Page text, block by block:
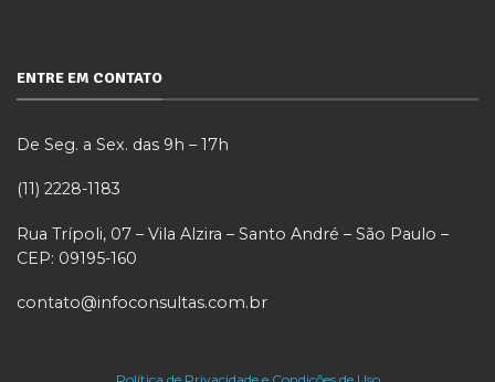
ENTRE EM CONTATO
De Seg. a Sex. das 9h – 17h
(11) 2228-1183
Rua Trípoli, 07 – Vila Alzira – Santo André – São Paulo –
CEP: 09195-160
contato@infoconsultas.com.br